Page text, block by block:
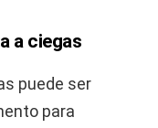
a ciegas
puede ser
para